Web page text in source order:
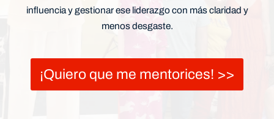
influencia y gestionar ese liderazgo con más claridad y
menos desgaste.
¡Quiero que me mentorices! >>